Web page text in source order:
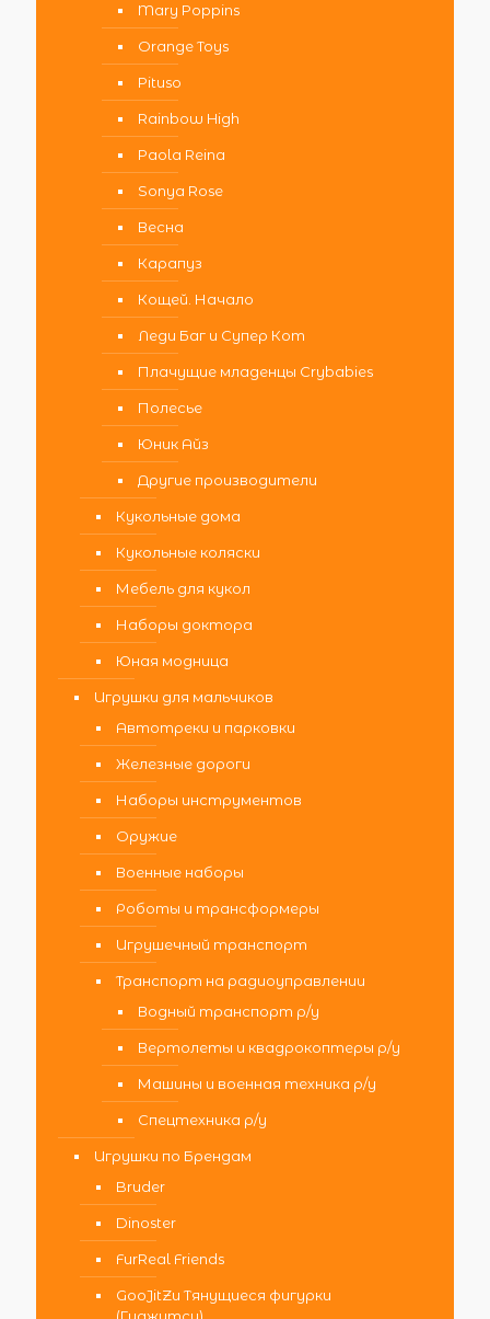
Mary Poppins
Orange Toys
Pituso
Rainbow High
Paola Reina
Sonya Rose
Весна
Карапуз
Кощей. Начало
Леди Баг и Супер Кот
Плачущие младенцы Crybabies
Полесье
Юник Айз
Другие производители
Кукольные дома
Кукольные коляски
Мебель для кукол
Наборы доктора
Юная модница
Игрушки для мальчиков
Автотреки и парковки
Железные дороги
Наборы инструментов
Оружие
Военные наборы
Роботы и трансформеры
Игрушечный транспорт
Транспорт на радиоуправлении
Водный транспорт р/у
Вертолеты и квадрокоптеры р/у
Машины и военная техника р/у
Спецтехника р/у
Игрушки по Брендам
Bruder
Dinoster
FurReal Friends
GooJitZu Тянущиеся фигурки